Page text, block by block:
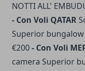
NOTTI ALL'
- Con Voli QATAR
Superior bungalow
€200- Con Voli
camera Superior